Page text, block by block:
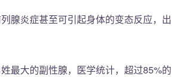
腺炎症甚至可引起身体的变态反应，出
最大的副性腺，医学统计，超过85%的